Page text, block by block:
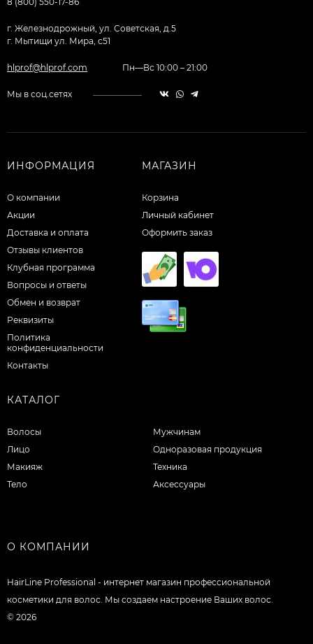
г. Железнодрожный, ул. Советская, д.5
г. Мытищи ул. Мира, с51
hlprof@hlprof.com Пн—Вс 10:00 – 21:00
Мы в соц.сетях
ИНФОРМАЦИЯ
О компании
Акции
Доставка и оплата
Отзывы клиентов
Клубная программа
Вопросы и ответы
Обмен и возврат
Реквизиты
Политика
конфиденциальности
Контакты
МАГАЗИН
Корзина
Личный кабинет
Оформить заказ
КАТАЛОГ
Волосы
Лицо
Макияж
Тело
Мужчинам
Одноразовая продукция
Техника
Аксессуары
О КОМПАНИИ
HairLine Professional - интернет магазин профессиональной
косметики для волос. Мы создаем настроение Ваших волос.
© 2026